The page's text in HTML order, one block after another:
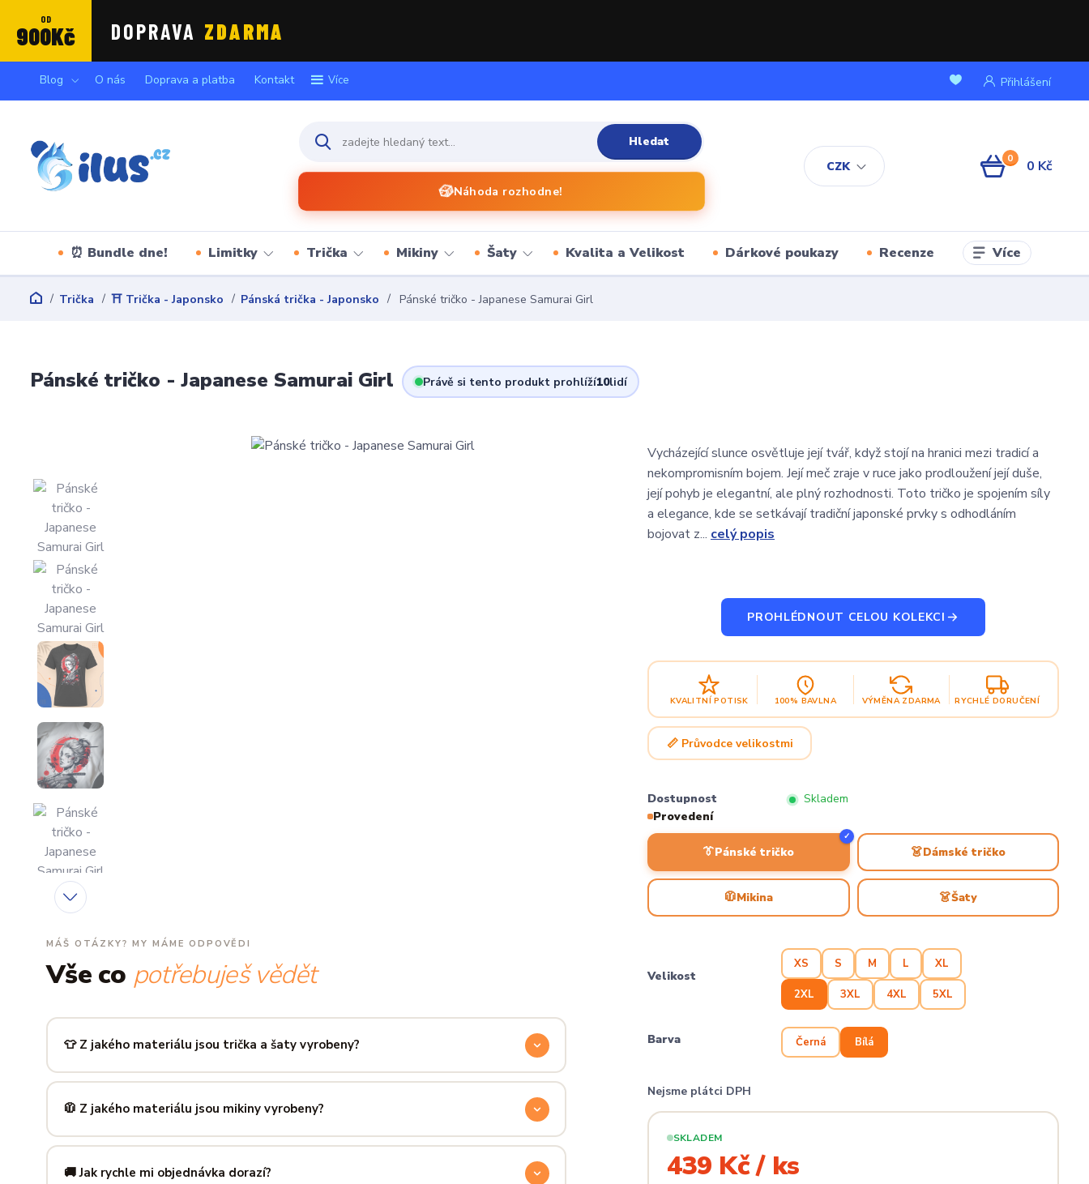
OD
900Kč DOPRAVA ZDARMA
Blog O nás Doprava a platba Kontakt Více
CZK
Přihlášení
Hledat
🎲Náhoda rozhodne!
0 0 Kč
⏰ Bundle dne! Limitky Trička Mikiny Šaty Kvalita a Velikost Dárkové poukazy Recenze Více
Trička ⛩️ Trička - Japonsko Pánská trička - Japonsko Pánské tričko - Japanese Samurai Girl
Pánské tričko - Japanese Samurai Girl Právě si tento produkt prohlíží10lidí
MÁŠ OTÁZKY? MY MÁME ODPOVĚDI
Vše co potřebuješ vědět
👕 Z jakého materiálu jsou trička a šaty vyrobeny?
Používáme prémiovou 100% bavlnu — měkkou na dotek, prodyšnou a odolnou. Produkt si
zachová tvar i barvu i po desítkách praní. Kvalita, kterou pocítíš hned při prvním oblečení.
🧥 Z jakého materiálu jsou mikiny vyrobeny?
Mikiny šijeme ze směsi80 % bavlny a 20 % polyesteru— příjemně hřejivá, pevná a zároveň
prodyšná kombinace, která si dlouho drží tvar i po opakovaném praní.
🚚 Jak rychle mi objednávka dorazí?
Vycházející slunce osvětluje její tvář, když stojí na hranici mezi tradicí a
nekompromisním bojem. Její meč zraje v ruce jako prodloužení její duše,
její pohyb je elegantní, ale plný rozhodnosti. Toto tričko je spojením síly
a elegance, kde se setkávají tradiční japonské prvky s odhodláním
bojovat z... celý popis
PROHLÉDNOUT CELOU KOLEKCI
KVALITNÍ POTISK 100% BAVLNA VÝMĚNA ZDARMA RYCHLÉ DORUČENÍ
📏 Průvodce velikostmi
Dostupnost
Skladem
Provedení
👔Pánské tričko
✓
👗Dámské tričko
🧥Mikina 👗Šaty
Velikost
XS S M L XL
2XL 3XL 4XL 5XL
Barva Černá Bílá
Nejsme plátci DPH
SKLADEM
439 Kč / ks